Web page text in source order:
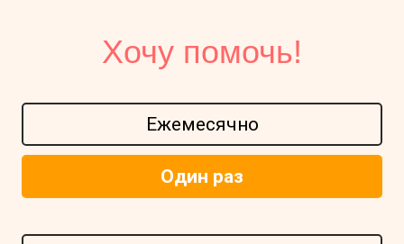
Ежемесячно
Один раз